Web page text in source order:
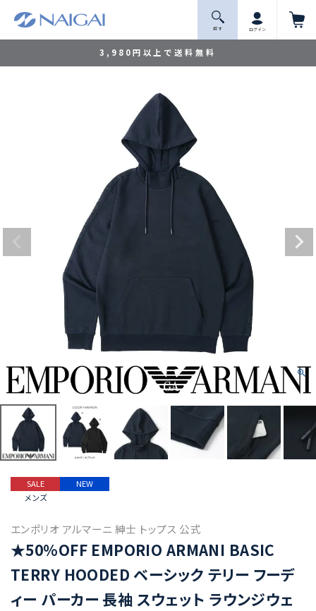
3,980円以上で送料無料
探 す ログイン
SALE
NEW
メンズ
エンポリオ アルマーニ 紳士 トップス 公式
★50%OFF EMPORIO ARMANI BASIC
TERRY HOODED ベーシック テリー フーデ
ィー パーカー 長袖 スウェット ラウンジウェ